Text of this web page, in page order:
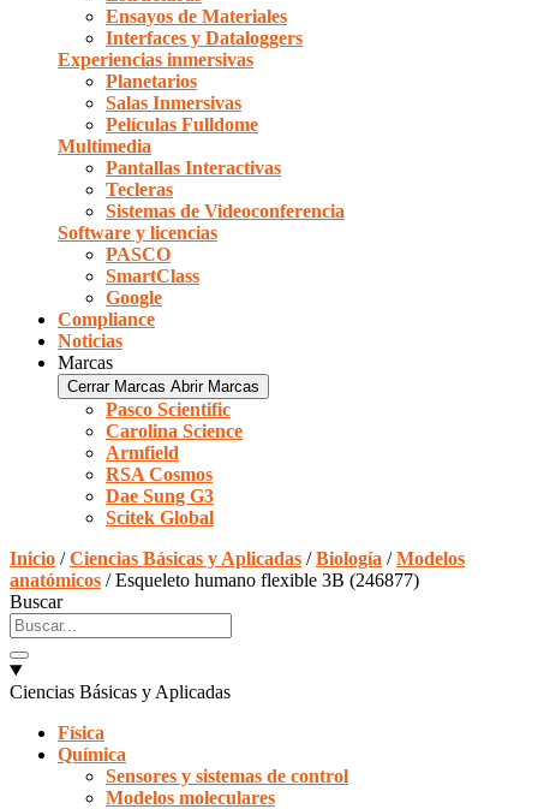
Ensayos de Materiales
Interfaces y Dataloggers
Experiencias inmersivas
Planetarios
Salas Inmersivas
Películas Fulldome
Multimedia
Pantallas Interactivas
Tecleras
Sistemas de Videoconferencia
Software y licencias
PASCO
SmartClass
Google
Compliance
Noticias
Marcas
Cerrar Marcas Abrir Marcas
Pasco Scientific
Carolina Science
Armfield
RSA Cosmos
Dae Sung G3
Scitek Global
Inicio /Ciencias Básicas y Aplicadas /Biología /Modelos
anatómicos / Esqueleto humano flexible 3B (246877)
Buscar
Ciencias Básicas y Aplicadas
Física
Química
Sensores y sistemas de control
Modelos moleculares